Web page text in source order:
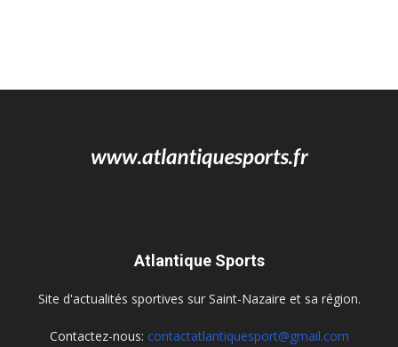
Atlantique Sports
Site d'actualités sportives sur Saint-Nazaire et sa région.
Contactez-nous: contactatlantiquesport@gmail.com